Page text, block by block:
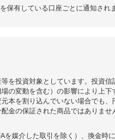
保有している口座ごとに通知され
を投資対象としています。投資
の変動を含む）の影響により上
本を割り込んでいない場合でも
金の保証された商品ではありませ
媒介した取引を除く）、換金時